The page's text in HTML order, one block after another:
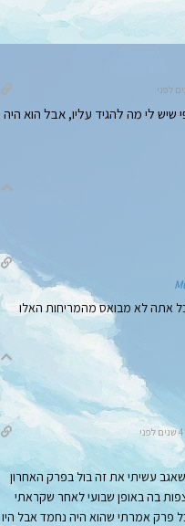
שיש לי מה להגיד עליו, אבל הוא היה
אתה לא מבואס מהמריחות האלו
4 שנים לפני
עשיתי את זה בול בפרק האחרון
בה באופן שבועי לאחר שקראתי
פרק אמרתי שהוא היה נחמד אבל היו